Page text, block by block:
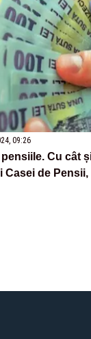
09:26
Cu cât
Casei de